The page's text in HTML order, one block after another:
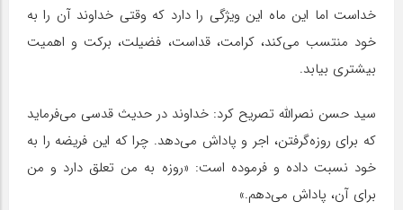
خداست اما این ماه این ویژگی را دارد که وقتی خداوند آن را به
خود منتسب می‌کند، کرامت، قداست، فضیلت، برکت و اهمیت
بیشتری بیابد.
سید حسن نصرالله تصریح کرد: خداوند در حدیث قدسی می‌فرماید
که برای روزه‌گرفتن، اجر و پاداش می‌دهد. چرا که این فریضه را به
خود نسبت داده و فرموده است: «روزه به من تعلق دارد و من
برای آن، پاداش می‌دهم.»